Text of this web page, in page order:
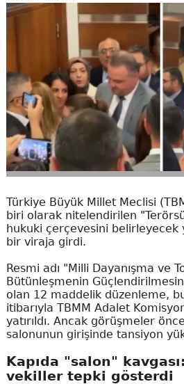
Türkiye Büyük Millet Meclisi
biri olarak nitelendirilen
hukuki çerçevesini
bir viraja girdi.
Resmi adı "Milli Dayanışma ve
Bütünleşmenin
olan 12 maddelik düzenleme,
itibarıyla TBMM Adalet
yatırıldı. Ancak görüşmeler
salonunun girişinde tansiyon
Kapıda "salon"
vekiller tepki gösterdi